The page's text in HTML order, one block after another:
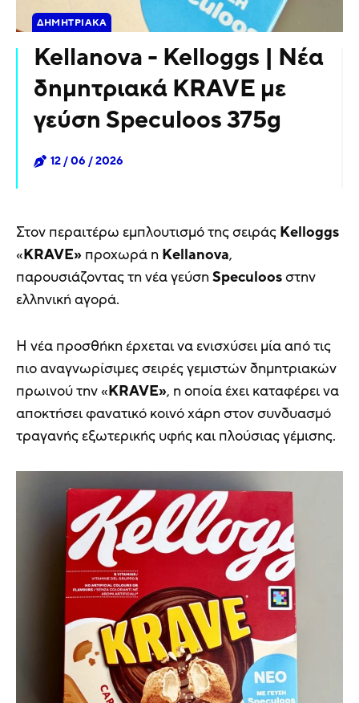
ΔΗΜΗΤΡΙΑΚΆ
Kellanova - Kelloggs | Νέα
δημητριακά KRAVE με
γεύση Speculoos 375g
12 / 06 / 2026
Στον περαιτέρω εμπλουτισμό της σειράς Kelloggs
«KRAVE» προχωρά η Kellanova,
παρουσιάζοντας τη νέα γεύση Speculoosστην
ελληνική αγορά.
Η νέα προσθήκη έρχεται να ενισχύσει μία από τις
πιο αναγνωρίσιμες σειρές γεμιστών δημητριακών
πρωινού την «KRAVE», η οποία έχει καταφέρει να
αποκτήσει φανατικό κοινό χάρη στον συνδυασμό
τραγανής εξωτερικής υφής και πλούσιας γέμισης.